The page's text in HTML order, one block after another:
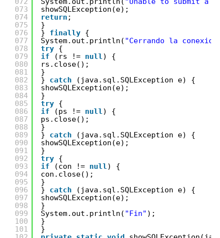
073
074
075
076
077
078
079
080
081
082
083
084
085
086
087
088
089
090
091
092
093
094
095
096
097
098
099
100
101
showSQLException(e);
return ;
}
} finally {
System.out.println( "Cerrando la
try {
if
(rs != null) {
rs.close();
}
} catch
(java.sql.SQLException e) {
showSQLException(e);
}
try {
if
(ps != null) {
ps.close();
}
} catch
(java.sql.SQLException e) {
showSQLException(e);
}
try {
if
(con != null) {
con.close();
}
} catch
(java.sql.SQLException e) {
showSQLException(e);
}
System.out.println( "Fin" );
}
}